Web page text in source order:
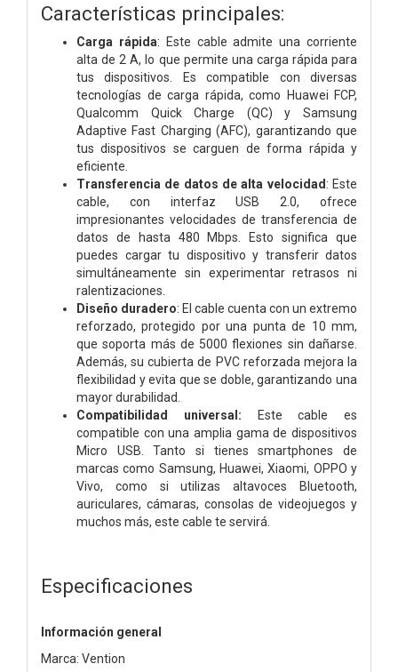
Características principales:
Carga rápida: Este cable admite una corriente
alta de 2 A, lo que permite una carga rápida para
tus dispositivos. Es compatible con diversas
tecnologías de carga rápida, como Huawei FCP,
Qualcomm Quick Charge (QC) y Samsung
Adaptive Fast Charging (AFC), garantizando que
tus dispositivos se carguen de forma rápida y
eficiente.
Transferencia de datos de alta velocidad : Este
cable, con interfaz USB 2.0, ofrece
impresionantes velocidades de transferencia de
datos de hasta 480 Mbps. Esto significa que
puedes cargar tu dispositivo y transferir datos
simultáneamente sin experimentar retrasos ni
ralentizaciones.
Diseño duradero: El cable cuenta con un extremo
reforzado, protegido por una punta de 10 mm,
que soporta más de 5000 flexiones sin dañarse.
Además, su cubierta de PVC reforzada mejora la
flexibilidad y evita que se doble, garantizando una
mayor durabilidad.
Compatibilidad universal: Este cable es
compatible con una amplia gama de dispositivos
Micro USB. Tanto si tienes smartphones de
marcas como Samsung, Huawei, Xiaomi, OPPO y
Vivo, como si utilizas altavoces Bluetooth,
auriculares, cámaras, consolas de videojuegos y
muchos más, este cable te servirá.
Especificaciones
Información general
Marca: Vention